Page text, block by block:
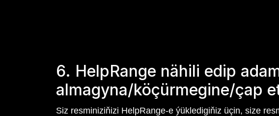
6. HelpRange nähili edip
almagyna/köçürmegine/çap
Siz resminiziňizi HelpRange-e ýükledigiňiz üçin, size